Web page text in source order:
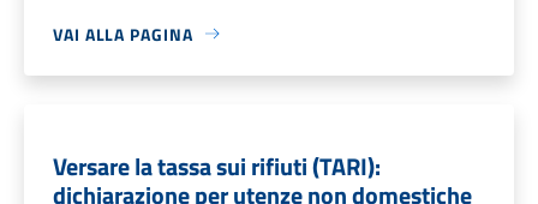
VAI ALLA PAGINA
Versare la tassa sui rifiuti (TARI):
dichiarazione per utenze non domestiche